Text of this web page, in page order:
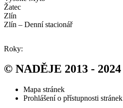
Žatec
Zlín
Zlín – Denní stacionář
Roky:
© NADĚJE 2013 - 2024
Mapa stránek
Prohlášení o přístupnosti stránek